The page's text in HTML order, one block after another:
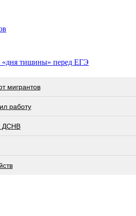
«дня тишины» перед ЕГЭ
мигрантов
работу
ДСНВ